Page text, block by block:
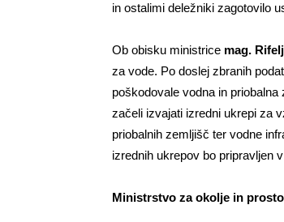
in ostalimi deležniki zagotovilo
Ob obisku ministrice mag. Rifelj
za vode. Po doslej zbranih
poškodovale vodna in
začeli izvajati izredni ukrepi za
priobalnih zemljišč ter vodne
izrednih ukrepov bo pripravljen
Ministrstvo za okolje in